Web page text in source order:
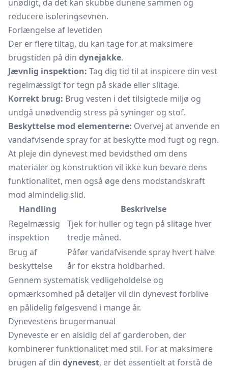
unødigt, da det kan skubbe dunene sammen og
reducere isoleringsevnen.
Forlængelse af levetiden
Der er flere tiltag, du kan tage for at maksimere
brugstiden på din dynejakke.
Jævnlig inspektion: Tag dig tid til at inspicere din vest
regelmæssigt for tegn på skade eller slitage.
Korrekt brug: Brug vesten i det tilsigtede miljø og
undgå unødvendig stress på syninger og stof.
Beskyttelse mod elementerne: Overvej at anvende en
vandafvisende spray for at beskytte mod fugt og regn.
At pleje din dynevest med bevidsthed om dens
materialer og konstruktion vil ikke kun bevare dens
funktionalitet, men også øge dens modstandskraft
mod almindelig slid.
Handling
Beskrivelse
Regelmæssig
inspektion
Tjek for huller og tegn på slitage hver
tredje måned.
Brug af
beskyttelse
Påfør vandafvisende spray hvert halve
år for ekstra holdbarhed.
Gennem systematisk vedligeholdelse og
opmærksomhed på detaljer vil din dynevest forblive
en pålidelig følgesvend i mange år.
Dynevestens brugermanual
Dyneveste er en alsidig del af garderoben, der
kombinerer funktionalitet med stil. For at maksimere
brugen af din dynevest, er det essentielt at forstå de